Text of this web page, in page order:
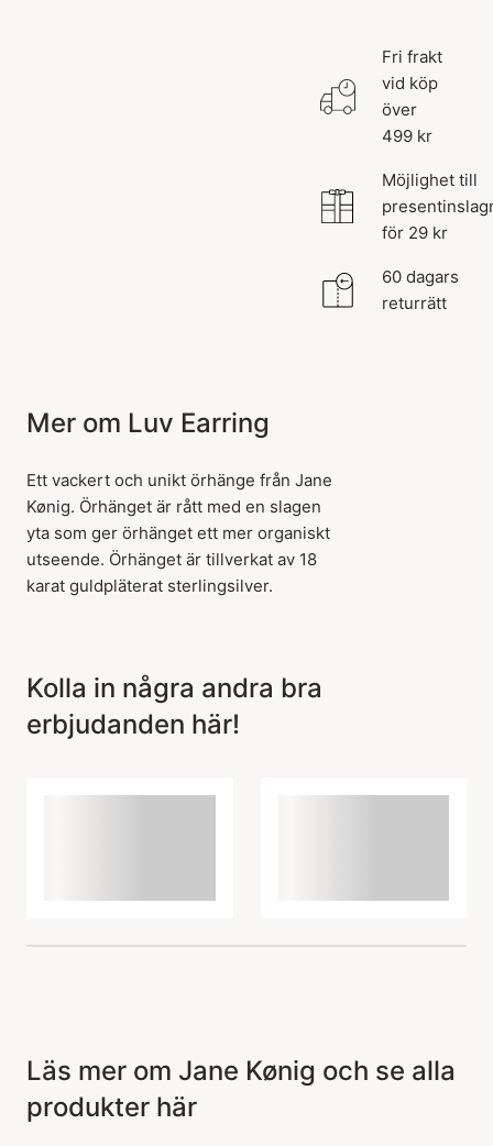
korgen
Fri frakt
vid köp
över
499 kr
Möjlighet till
för 29 kr
60 dagars
returrätt
Mer om Luv Earring
Ett vackert och unikt örhänge från Jane
Kønig. Örhänget är rått med en slagen
yta som ger örhänget ett mer organiskt
utseende. Örhänget är tillverkat av 18
karat guldpläterat sterlingsilver.
Kolla in några andra bra
erbjudanden här!
Läs mer om Jane Kønig och se alla
produkter här